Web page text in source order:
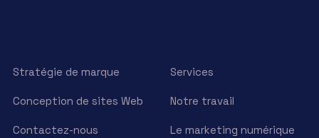
Stratégie de marque Services
Conception de sites Web Notre travail
Contactez-nous Le marketing numérique